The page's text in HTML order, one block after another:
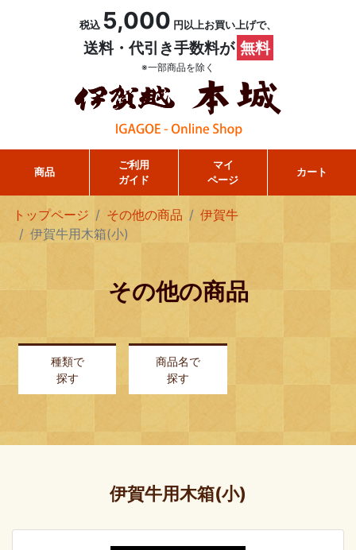
税込 5,000 円以上お買い上げで、
送料・代引き手数料が 無料
※一部商品を除く
商品
ご利用
ガイド
マイ
ページ
カート
トップページ その他の商品
伊賀牛
伊賀牛用木箱(小)
その他の商品
種類で
探す
商品名で
探す
伊賀牛用木箱(小)